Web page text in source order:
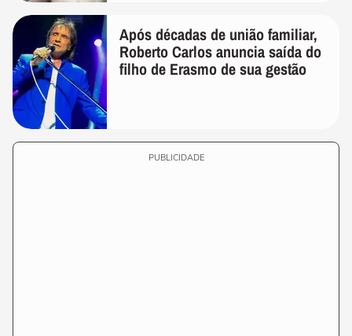
Após décadas de união familiar,
Roberto Carlos anuncia saída do
filho de Erasmo de sua gestão
PUBLICIDADE